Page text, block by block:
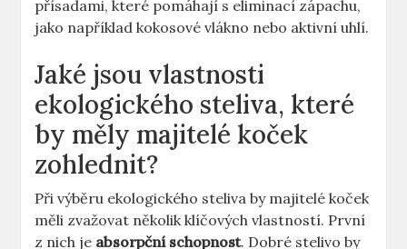
přísadami, které pomáhají s eliminací zápachu,
jako například kokosové vlákno nebo aktivní uhlí.
Jaké jsou vlastnosti
ekologického steliva, které
by měly majitelé koček
zohlednit?
Při výběru ekologického steliva by majitelé koček
měli zvažovat několik klíčových vlastností. První
z nich je absorpční schopnost. Dobré stelivo by